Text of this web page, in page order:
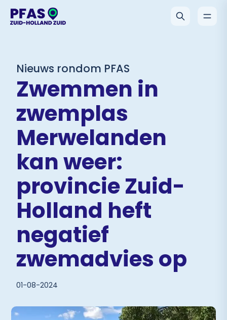
Nieuws rondom PFAS
Zwemmen in
zwemplas
Merwelanden
kan weer:
provincie Zuid-
Holland heft
negatief
zwemadvies op
01-08-2024